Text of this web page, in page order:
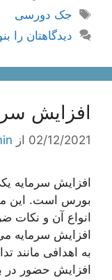
برچسب‌ها
جک دورسی
دیدگاهتان را
افزایش
02/12/2021 از
افزایش سرمایه
بورس است. این
انواع آن و
افزایش سرمایه
به اهدافی مانند
افزایش حضور در